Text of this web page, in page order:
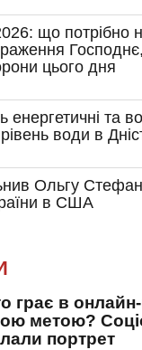
що потрібно
Господнє,
цього дня
та
води в
Ольгу
в США
грає в онлайн-
метою?
портрет